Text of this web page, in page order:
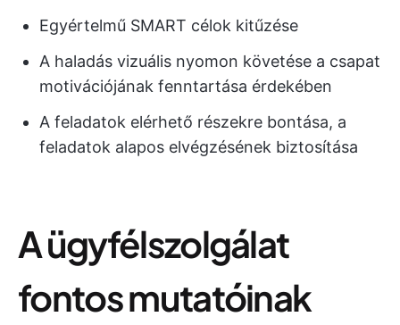
Egyértelmű SMART célok kitűzése
A haladás vizuális nyomon követése a csapat
motivációjának fenntartása érdekében
A feladatok elérhető részekre bontása, a
feladatok alapos elvégzésének biztosítása
A ügyfélszolgálat
fontos mutatóinak